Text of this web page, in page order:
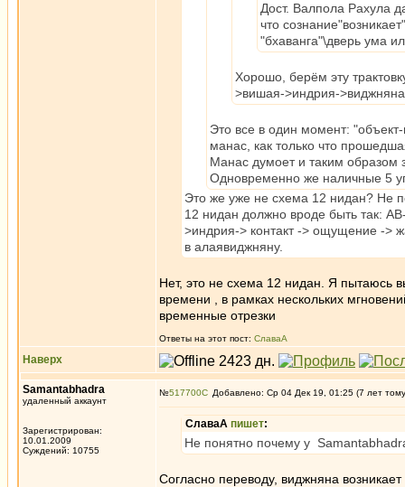
Дост. Валпола Рахула
что
"бхаванга"\дверь ума
Хорошо, берём эту
>вишая->индрия-
Это все в один момент:
манас, как только что
Манас думоет и таким образом
Одновременно же наличные 5
Это же уже не схема 12 нидан? Не
12 нидан должно вроде быть так:
>индрия-> контакт -> ощущение ->
в алаявиджняну.
Нет, это не схема 12 нидан. Я пытаюсь
времени , в рамках нескольких
временные отрезки
Ответы на этот пост: СлаваА
Наверх
Samantabhadra
удаленный аккаунт
Зарегистрирован:
10.01.2009
Суждений: 10755
№517700 Добавлено: Ср 04 Дек 19, 01:25 (7 лет
СлаваА пишет:
Не понятно почему у
Согласно переводу, виджняна